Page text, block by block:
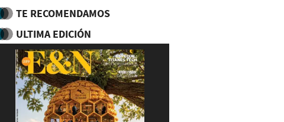
TE RECOMENDAMOS
ULTIMA EDICIÓN